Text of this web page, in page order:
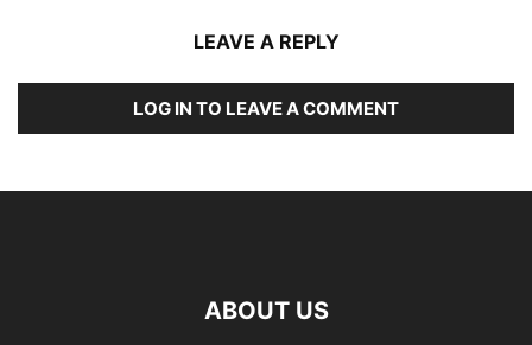
LEAVE A REPLY
LOG IN TO LEAVE A COMMENT
ABOUT US